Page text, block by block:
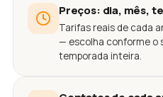
Preços: dia, mês,
Tarifas reais de cada
— escolha conforme o
temporada inteira.